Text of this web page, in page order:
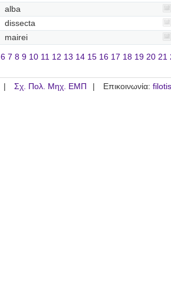
alba
dissecta
mairei
6 7 8 9 10 11 12 13 14 15 16 17 18 19 20 21
Σχ. Πολ. Μηχ. ΕΜΠ Επικοινωνία: